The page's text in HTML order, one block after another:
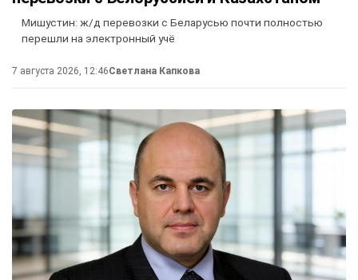
Мишустин: ж/д перевозки с Беларусью почти полностью
перешли на электронный учё
7 августа 2026, 12:46Светлана Капкова